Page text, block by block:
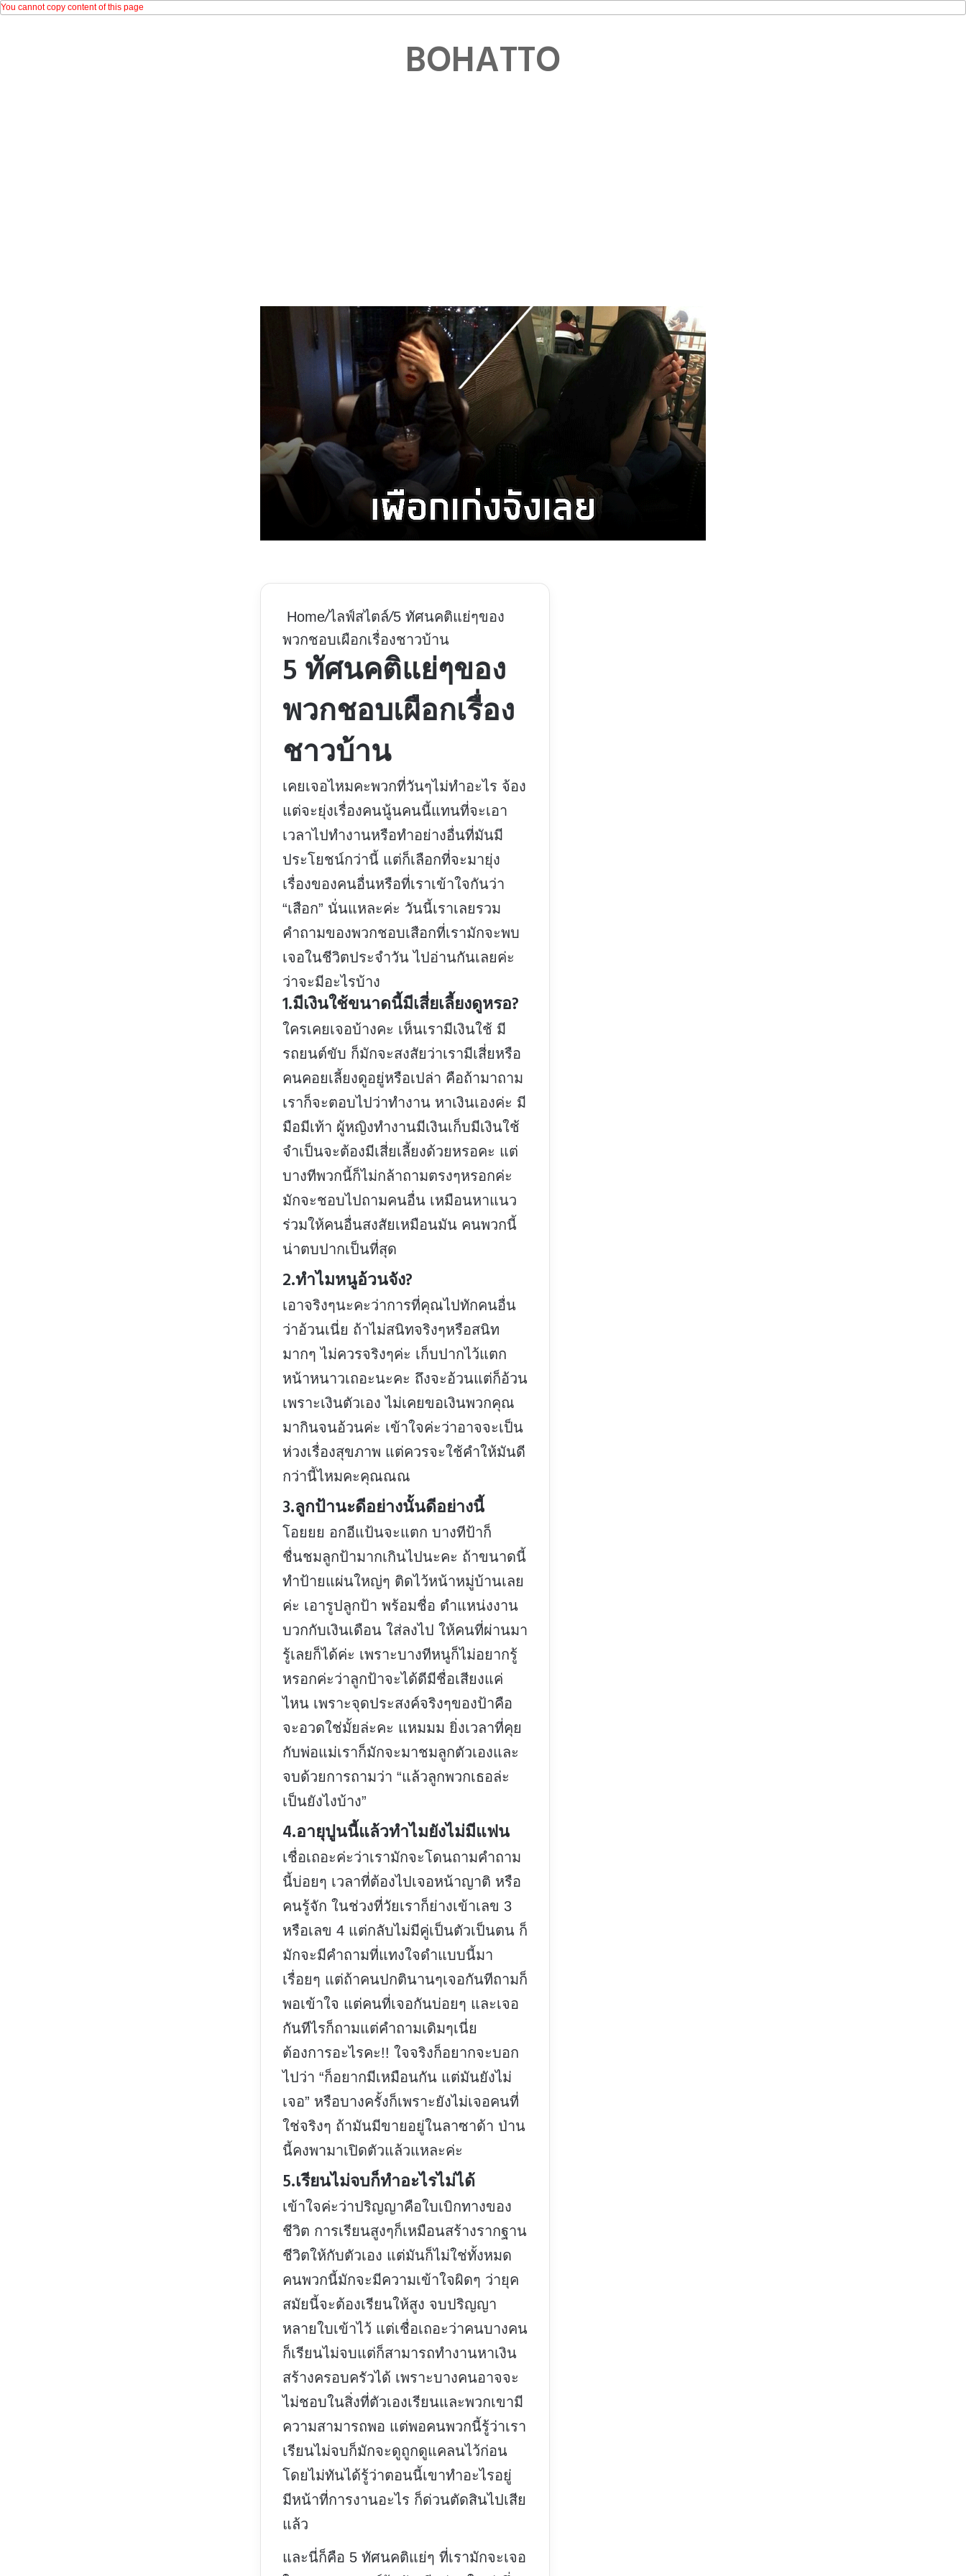
You cannot copy content of this page
BOHATTO
Home/ไลฟ์สไตล์/5 ทัศนคติแย่ๆของ
พวกชอบเผือกเรื่องชาวบ้าน
5 ทัศนคติแย่ๆของ
พวกชอบเผือกเรื่อง
ชาวบ้าน
เคยเจอไหมคะพวกที่วันๆไม่ทำอะไร จ้อง
แต่จะยุ่งเรื่องคนนู้นคนนี้แทนที่จะเอา
เวลาไปทำงานหรือทำอย่างอื่นที่มันมี
ประโยชน์กว่านี้ แต่ก็เลือกที่จะมายุ่ง
เรื่องของคนอื่นหรือที่เราเข้าใจกันว่า
“เสือก” นั่นแหละค่ะ วันนี้เราเลยรวม
คำถามของพวกชอบเสือกที่เรามักจะพบ
เจอในชีวิตประจำวัน ไปอ่านกันเลยค่ะ
ว่าจะมีอะไรบ้าง
1.มีเงินใช้ขนาดนี้มีเสี่ยเลี้ยงดูหรอ?
ใครเคยเจอบ้างคะ เห็นเรามีเงินใช้ มี
รถยนต์ขับ ก็มักจะสงสัยว่าเรามีเสี่ยหรือ
คนคอยเลี้ยงดูอยู่หรือเปล่า คือถ้ามาถาม
เราก็จะตอบไปว่าทำงาน หาเงินเองค่ะ มี
มือมีเท้า ผู้หญิงทำงานมีเงินเก็บมีเงินใช้
จำเป็นจะต้องมีเสี่ยเลี้ยงด้วยหรอคะ แต่
บางทีพวกนี้ก็ไม่กล้าถามตรงๆหรอกค่ะ
มักจะชอบไปถามคนอื่น เหมือนหาแนว
ร่วมให้คนอื่นสงสัยเหมือนมัน คนพวกนี้
น่าตบปากเป็นที่สุด
2.ทำไมหนูอ้วนจัง?
เอาจริงๆนะคะว่าการที่คุณไปทักคนอื่น
ว่าอ้วนเนี่ย ถ้าไม่สนิทจริงๆหรือสนิท
มากๆ ไม่ควรจริงๆค่ะ เก็บปากไว้แตก
หน้าหนาวเถอะนะคะ ถึงจะอ้วนแต่ก็อ้วน
เพราะเงินตัวเอง ไม่เคยขอเงินพวกคุณ
มากินจนอ้วนค่ะ เข้าใจค่ะว่าอาจจะเป็น
ห่วงเรื่องสุขภาพ แต่ควรจะใช้คำให้มันดี
กว่านี้ไหมคะคุณณณ
3.ลูกป้านะดีอย่างนั้นดีอย่างนี้
โอยยย อกอีแป้นจะแตก บางทีป้าก็
ชื่นชมลูกป้ามากเกินไปนะคะ ถ้าขนาดนี้
ทำป้ายแผ่นใหญ่ๆ ติดไว้หน้าหมู่บ้านเลย
ค่ะ เอารูปลูกป้า พร้อมชื่อ ตำแหน่งงาน
บวกกับเงินเดือน ใส่ลงไป ให้คนที่ผ่านมา
รู้เลยก็ได้ค่ะ เพราะบางทีหนูก็ไม่อยากรู้
หรอกค่ะว่าลูกป้าจะได้ดีมีชื่อเสียงแค่
ไหน เพราะจุดประสงค์จริงๆของป้าคือ
จะอวดใช่มั้ยล่ะคะ แหมมม ยิ่งเวลาที่คุย
กับพ่อแม่เราก็มักจะมาชมลูกตัวเองและ
จบด้วยการถามว่า “แล้วลูกพวกเธอล่ะ
เป็นยังไงบ้าง”
4.อายุปูนนี้แล้วทำไมยังไม่มีแฟน
เชื่อเถอะค่ะว่าเรามักจะโดนถามคำถาม
นี้บ่อยๆ เวลาที่ต้องไปเจอหน้าญาติ หรือ
คนรู้จัก ในช่วงที่วัยเราก็ย่างเข้าเลข 3
หรือเลข 4 แต่กลับไม่มีคู่เป็นตัวเป็นตน ก็
มักจะมีคำถามที่แทงใจดำแบบนี้มา
เรื่อยๆ แต่ถ้าคนปกตินานๆเจอกันทีถามก็
พอเข้าใจ แต่คนที่เจอกันบ่อยๆ และเจอ
กันทีไรก็ถามแต่คำถามเดิมๆเนี่ย
ต้องการอะไรคะ!! ใจจริงก็อยากจะบอก
ไปว่า “ก็อยากมีเหมือนกัน แต่มันยังไม่
เจอ” หรือบางครั้งก็เพราะยังไม่เจอคนที่
ใช่จริงๆ ถ้ามันมีขายอยู่ในลาซาด้า ป่าน
นี้คงพามาเปิดตัวแล้วแหละค่ะ
5.เรียนไม่จบก็ทำอะไรไม่ได้
เข้าใจค่ะว่าปริญญาคือใบเบิกทางของ
ชีวิต การเรียนสูงๆก็เหมือนสร้างรากฐาน
ชีวิตให้กับตัวเอง แต่มันก็ไม่ใช่ทั้งหมด
คนพวกนี้มักจะมีความเข้าใจผิดๆ ว่ายุค
สมัยนี้จะต้องเรียนให้สูง จบปริญญา
หลายใบเข้าไว้ แต่เชื่อเถอะว่าคนบางคน
ก็เรียนไม่จบแต่ก็สามารถทำงานหาเงิน
สร้างครอบครัวได้ เพราะบางคนอาจจะ
ไม่ชอบในสิ่งที่ตัวเองเรียนและพวกเขามี
ความสามารถพอ แต่พอคนพวกนี้รู้ว่าเรา
เรียนไม่จบก็มักจะดูถูกดูแคลนไว้ก่อน
โดยไม่ทันได้รู้ว่าตอนนี้เขาทำอะไรอยู่
มีหน้าที่การงานอะไร ก็ด่วนตัดสินไปเสีย
แล้ว
และนี่ก็คือ 5 ทัศนคติแย่ๆ ที่เรามักจะเจอ